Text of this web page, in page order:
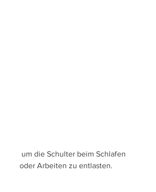
oder Arbeiten zu entlasten.